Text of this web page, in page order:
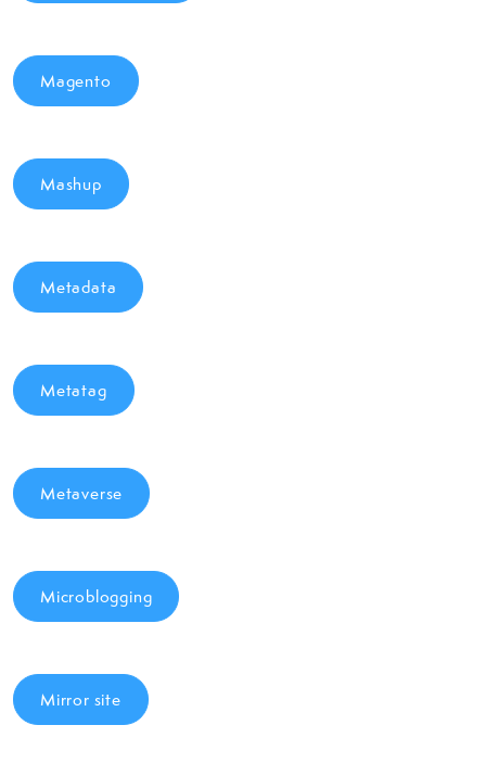
Magento
Mashup
Metadata
Metatag
Metaverse
Microblogging
Mirror site